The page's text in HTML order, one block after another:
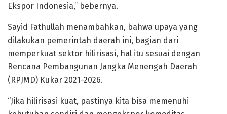
Ekspor Indonesia,” bebernya.
Sayid Fathullah menambahkan, bahwa upaya yang
dilakukan pemerintah daerah ini, bagian dari
memperkuat sektor hilirisasi, hal itu sesuai dengan
Rencana Pembangunan Jangka Menengah Daerah
(RPJMD) Kukar 2021-2026.
“Jika hilirisasi kuat, pastinya kita bisa memenuhi